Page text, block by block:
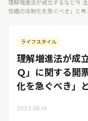
グルメ
ビジネス
企業ユーザーでロ
する
受信 レターリリース受信ユ
メディアユーザーでロ
レターリリースを受信（
理解増進法が成立するなど今
性婚の法制化を急ぐべき」と
ライフスタイル
理解増進法が成
Ｑ」に関する開
化を急ぐべき」
2023.08.14